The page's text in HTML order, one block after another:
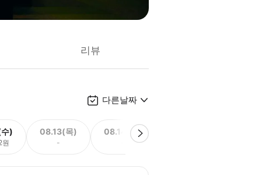
리뷰
다른날짜
) 08.13(목)
-
08.14(금)